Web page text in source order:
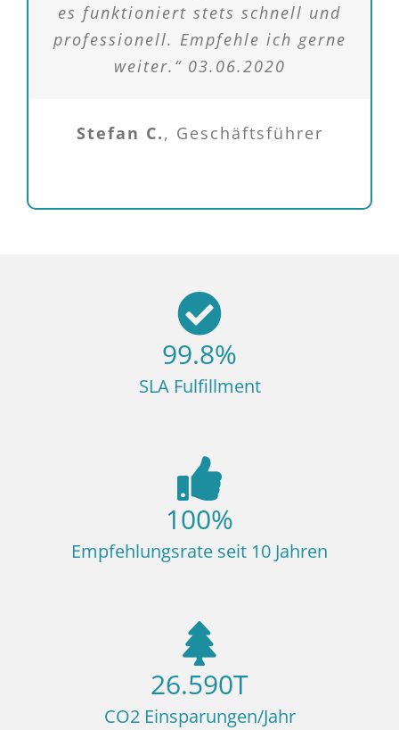
es funktioniert stets schnell und
professionell. Empfehle ich gerne
weiter.“ 03.06.2020
Stefan C., Geschäftsführer
99.8%
SLA Fulfillment
100%
Empfehlungsrate seit 10 Jahren
26.590T
CO2 Einsparungen/Jahr